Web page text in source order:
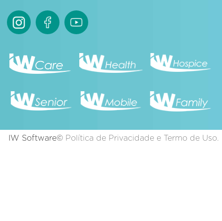
IW Software© Política de Privacidade e Termo de Uso.